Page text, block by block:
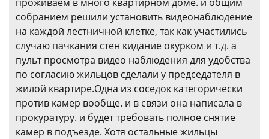
собранием решили установить видеонаблюдение
на каждой лестничной клетке, так как участились
случаю пачкания стен кидание окурком и т.д. а
пульт просмотра видео наблюдения для удобства
по согласию жильцов сделали у председателя в
жилой квартире.Одна из соседок категорически
против камер вообще. и в связи она написала в
прокуратуру. и будет требовать полное снятие
камер в подъезде. Хотя остальные жильцы